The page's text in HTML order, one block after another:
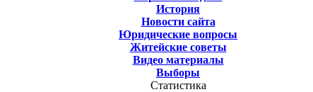
История
Новости сайта
Юридические вопросы
Житейские советы
Видео материалы
Выборы
Статистика